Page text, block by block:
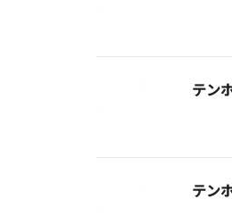
テン
テン